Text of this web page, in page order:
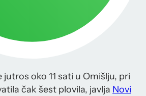
oko 11 sati u Omišlju, pri
čak šest plovila, javlja Novi